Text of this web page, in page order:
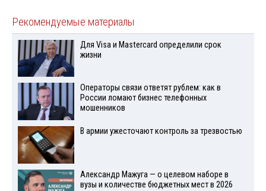
Рекомендуемые материалы
Для Visа и Mastercard определили срок
жизни
Операторы связи ответят рублем: как в
России ломают бизнес телефонных
мошенников
В армии ужесточают контроль за трезвостью
Александр Мажуга — о целевом наборе в
вузы и количестве бюджетных мест в 2026